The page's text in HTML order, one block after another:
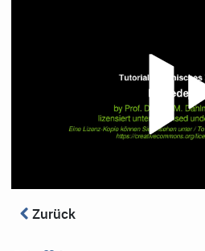
Zurück